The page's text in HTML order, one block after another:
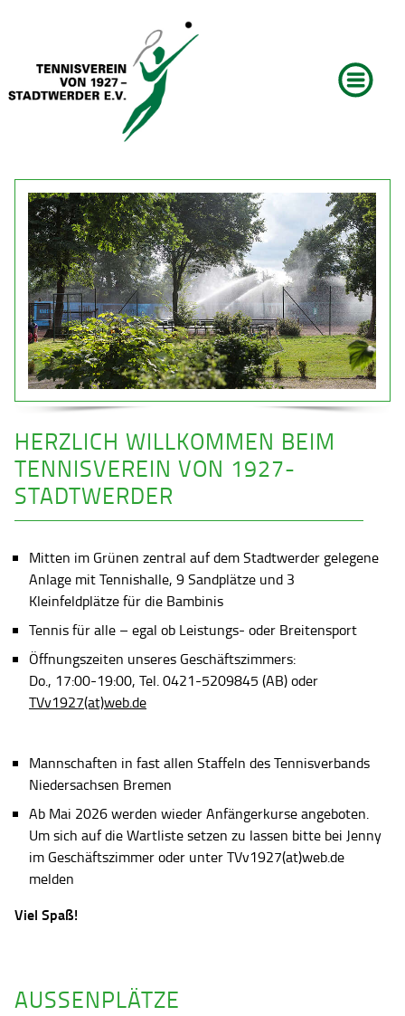
HERZLICH WILLKOMMEN BEIM
TENNISVEREIN VON 1927-
STADTWERDER
Mitten im Grünen zentral auf dem Stadtwerder gelegene
Anlage mit Tennishalle, 9 Sandplätze und 3
Kleinfeldplätze für die Bambinis
Tennis für alle – egal ob Leistungs- oder Breitensport
Öffnungszeiten unseres Geschäftszimmers:
Do., 17:00-19:00, Tel. 0421-5209845 (AB) oder
TVv1927(at)web.de
Mannschaften in fast allen Staffeln des Tennisverbands
Niedersachsen Bremen
Ab Mai 2026 werden wieder Anfängerkurse angeboten.
Um sich auf die Wartliste setzen zu lassen bitte bei Jenny
im Geschäftszimmer oder unter TVv1927(at)web.de
melden
Viel Spaß!
AUSSENPLÄTZE